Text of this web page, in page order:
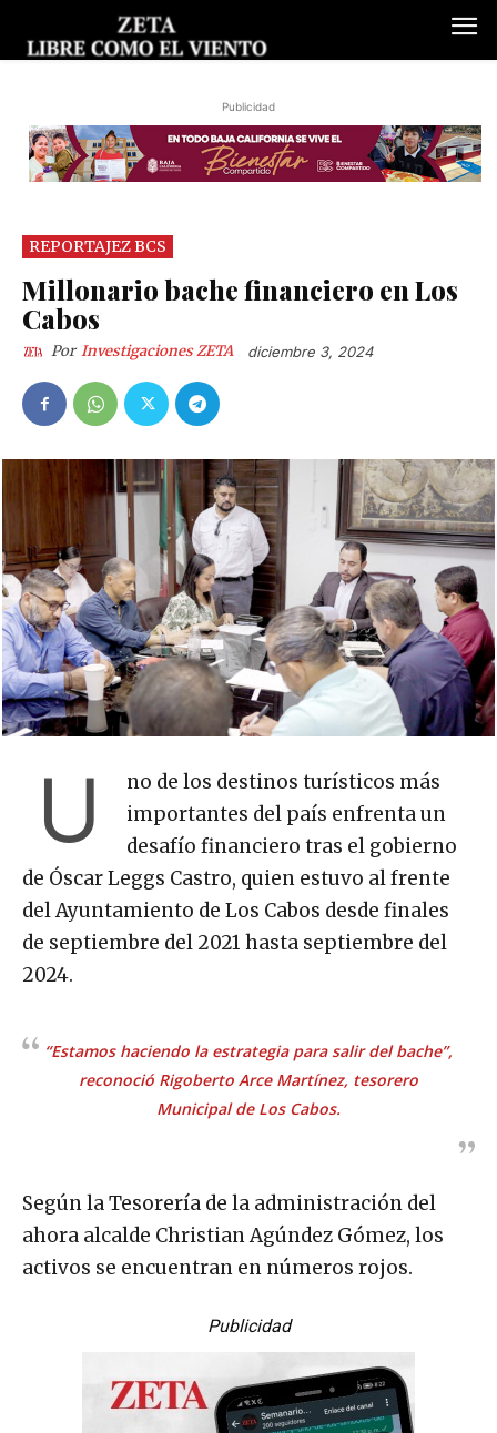
Publicidad
REPORTAJEZ BCS
Millonario bache financiero en Los
Cabos
Por Investigaciones ZETA diciembre 3, 2024
U
no de los destinos turísticos más
importantes del país enfrenta un
desafío financiero tras el gobierno
de Óscar Leggs Castro, quien estuvo al frente
del Ayuntamiento de Los Cabos desde finales
de septiembre del 2021 hasta septiembre del
2024.
“Estamos haciendo la estrategia para salir del bache”,
reconoció Rigoberto Arce Martínez, tesorero
Municipal de Los Cabos.
Según la Tesorería de la administración del
ahora alcalde Christian Agúndez Gómez, los
activos se encuentran en números rojos.
Publicidad